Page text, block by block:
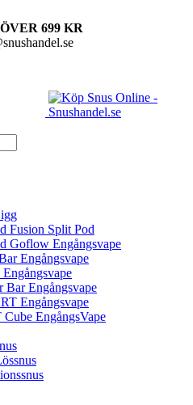
699 KR
Fusion Split Pod
Goflow Engångsvape
Engångsvape
Bar Engångsvape
Engångsvape
EngångsVape